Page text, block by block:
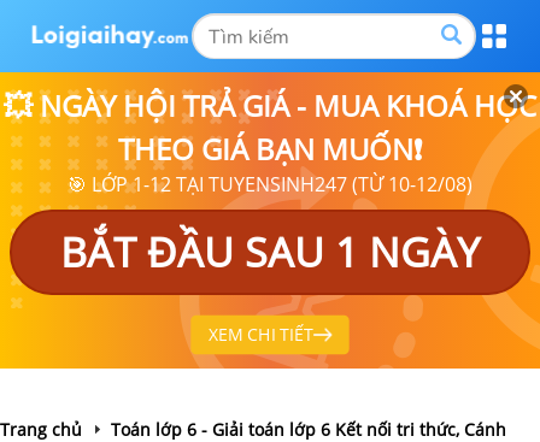
💥 NGÀY HỘI TRẢ GIÁ - MUA KHOÁ HỌC
THEO GIÁ BẠN MUỐN❗
🎯 LỚP 1-12 TẠI TUYENSINH247 (TỪ 10-12/08)
BẮT ĐẦU SAU 1 NGÀY
XEM CHI TIẾT
Trang chủ
Toán lớp 6 - Giải toán lớp 6 Kết nối tri thức, Cánh